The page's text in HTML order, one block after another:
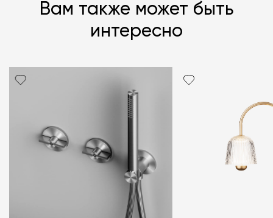
Вам также может быть
интересно